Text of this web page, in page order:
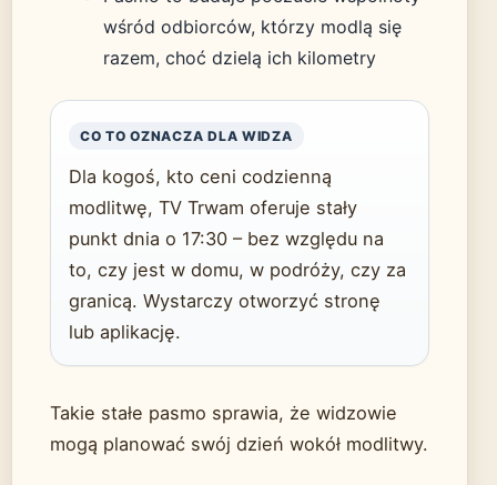
wśród odbiorców, którzy modlą się
razem, choć dzielą ich kilometry
CO TO OZNACZA DLA WIDZA
Dla kogoś, kto ceni codzienną
modlitwę, TV Trwam oferuje stały
punkt dnia o 17:30 – bez względu na
to, czy jest w domu, w podróży, czy za
granicą. Wystarczy otworzyć stronę
lub aplikację.
Takie stałe pasmo sprawia, że widzowie
mogą planować swój dzień wokół modlitwy.